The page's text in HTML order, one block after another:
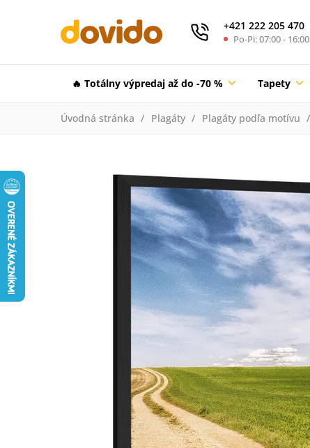
+421 222 205 470
Po-Pi: 07:00 - 16:00
🔥 Totálny výpredaj až do -70 % Tapety
Úvodná stránka Plagáty Plagáty podľa motívu